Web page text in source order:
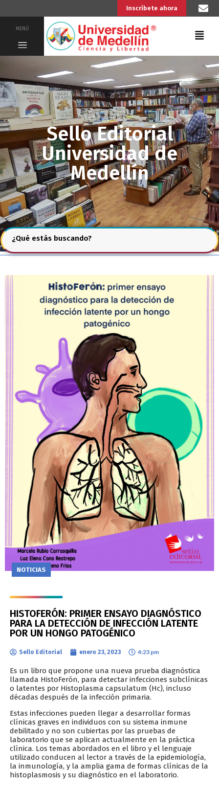
Inscríbete ahora
MENÚ
Sello Editorial
Universidad de
Medellín
¿Qué estás buscando?
NOTICIAS
HISTOFERÓN: PRIMER ENSAYO DIAGNÓSTICO
PARA LA DETECCIÓN DE INFECCIÓN LATENTE
POR UN HONGO PATOGÉNICO
Sello Editorial enero 23, 2023 4:23 pm
Es un libro que propone una nueva prueba diagnóstica
llamada HistoFerón, para detectar infecciones subclínicas
o latentes por Histoplasma capsulatum (Hc), incluso
décadas después de la infección primaria.
Estas infecciones pueden llegar a desarrollar formas
clínicas graves en individuos con su sistema inmune
debilitado y no son cubiertas por las pruebas de
laboratorio que se aplican actualmente en la práctica
clínica. Los temas abordados en el libro y el lenguaje
utilizado conducen al lector a través de la epidemiología,
la inmunología, y la amplia gama de formas clínicas de la
histoplasmosis y su diagnóstico en el laboratorio.